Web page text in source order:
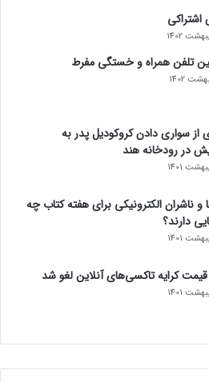
تلفن همراه و خستگی مفرط
از سواری دادن کروکودیل پدر به
در رودخانه هند
و ناشران الکترونیکی برای هفته کتاب چه
دارند؟
کرایه تاکسی‌های آنلاین لغو شد